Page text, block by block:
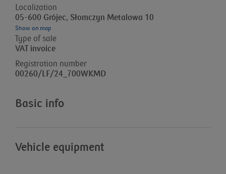
Localization
05-600 Grójec, Słomczyn Metalowa 10
Show on map
Type of sale
VAT invoice
Registration number
00260/LF/24_700WKMD
Basic info
Vehicle equipment